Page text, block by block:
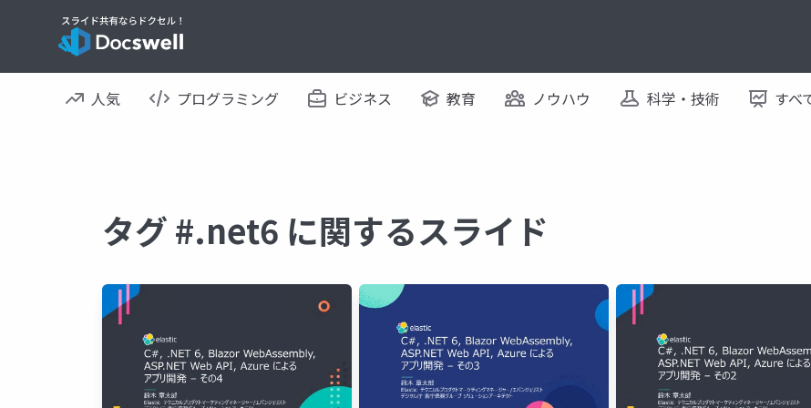
人気 プログラミング ビジネス 教育 ノウハウ 科学・技術 すべ
タグ #.net6 に関するスライド